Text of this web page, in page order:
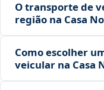
O transporte de
região na Casa
Como escolher
veicular na Casa